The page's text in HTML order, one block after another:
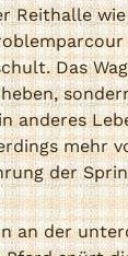
Reithalle
Das
anderes
mehr
der
an der